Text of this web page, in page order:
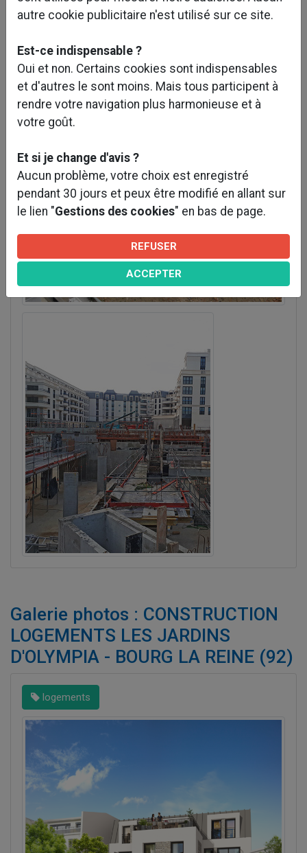
logements
Galerie photos : CONSTRUCTION
LOGEMENTS LES JARDINS
D'OLYMPIA - BOURG LA REINE (92)
logements
autre cookie publicitaire n'est utilisé sur ce site.
Est-ce indispensable ?
Oui et non. Certains cookies sont indispensables
et d'autres le sont moins. Mais tous participent à
rendre votre navigation plus harmonieuse et à
votre goût.
Et si je change d'avis ?
Aucun problème, votre choix est enregistré
pendant 30 jours et peux être modifié en allant sur
le lien "Gestions des cookies" en bas de page.
REFUSER
ACCEPTER